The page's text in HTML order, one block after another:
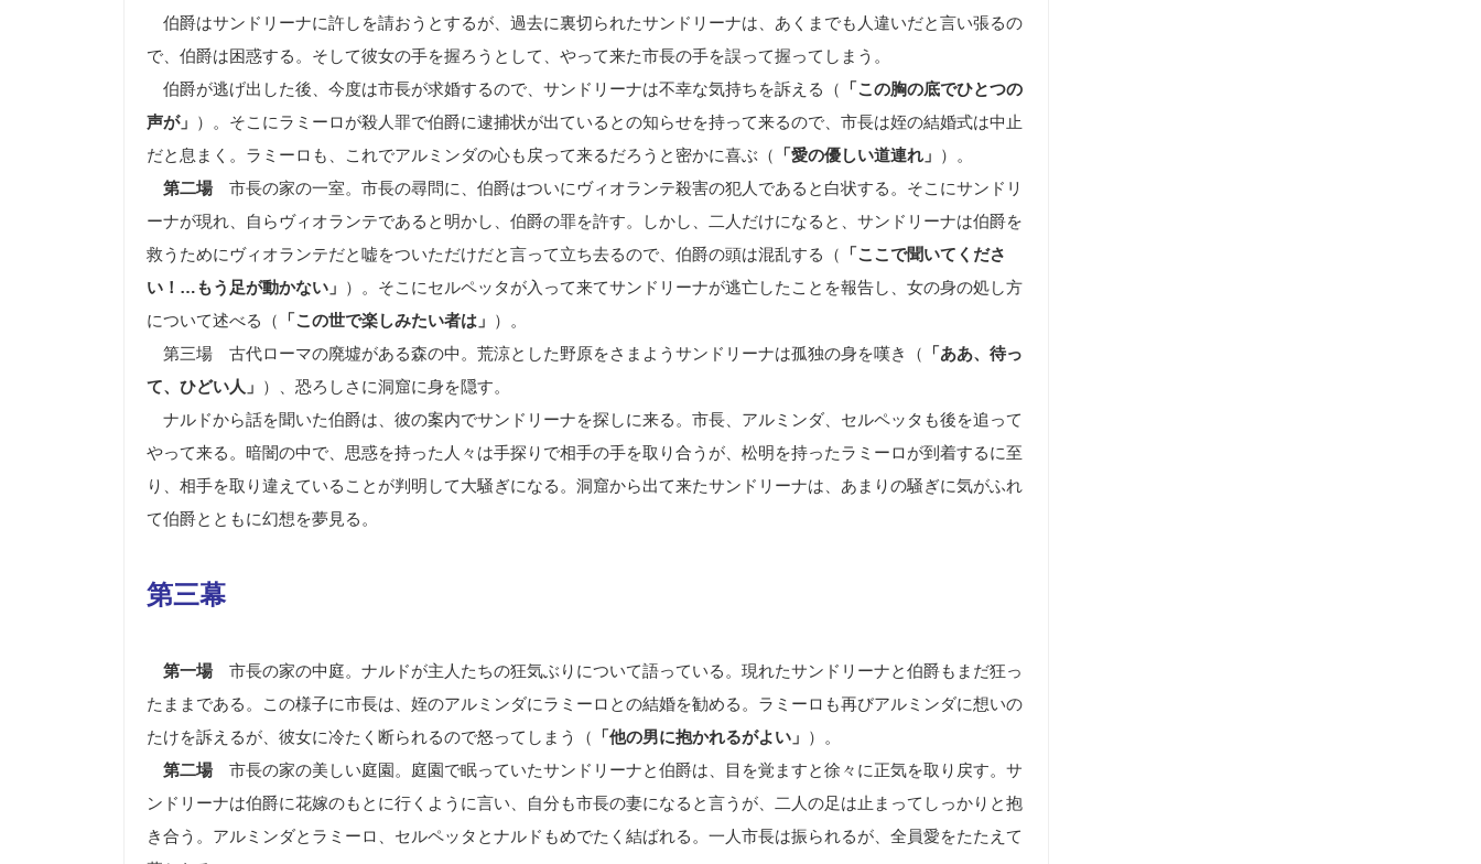
伯爵はサンドリーナに許しを請おうとするが、過去に裏切られたサンドリーナは、あくまでも人違いだと言い張るの
で、伯爵は困惑する。そして彼女の手を握ろうとして、やって来た市長の手を誤って握ってしまう。
伯爵が逃げ出した後、今度は市長が求婚するので、サンドリーナは不幸な気持ちを訴える（
「この胸の底でひとつの
声が」 ）。そこにラミーロが殺人罪で伯爵に逮捕状が出ているとの知らせを持って来るので、市長は姪の結婚式は中止
だと息まく。ラミーロも、これでアルミンダの心も戻って来るだろうと密かに喜ぶ（
「愛の優しい道連れ」 ）。
第二場市長の家の一室。市長の尋問に、伯爵はついにヴィオランテ殺害の犯人であると白状する。そこにサンドリ
ーナが現れ、自らヴィオランテであると明かし、伯爵の罪を許す。しかし、二人だけになると、サンドリーナは伯爵を
救うためにヴィオランテだと嘘をついただけだと言って立ち去るので、伯爵の頭は混乱する（
「ここで聞いてくださ
い！ …もう足が動かない」 ）。そこにセルペッタが入って来てサンドリーナが逃亡したことを報告し、女の身の処し方
について述べる（
「この世で楽しみたい者は」 ）。
第三場 古代ローマの廃墟がある森の中。荒涼とした野原をさまようサンドリーナは孤独の身を嘆き（
「ああ、待っ
て、ひどい人」 ）、恐ろしさに洞窟に身を隠す。
ナルドから話を聞いた伯爵は、彼の案内でサンドリーナを探しに来る。市長、アルミンダ、セルペッタも後を追って
やって来る。暗闇の中で、思惑を持った人々は手探りで相手の手を取り合うが、松明を持ったラミーロが到着するに至
り、相手を取り違えていることが判明して大騒ぎになる。洞窟から出て来たサンドリーナは、あまりの騒ぎに気がふれ
て伯爵とともに幻想を夢見る。
第三幕
第一場市長の家の中庭。ナルドが主人たちの狂気ぶりについて語っている。現れたサンドリーナと伯爵もまだ狂っ
たままである。この様子に市長は、姪のアルミンダにラミーロとの結婚を勧める。ラミーロも再びアルミンダに想いの
たけを訴えるが、彼女に冷たく断られるので怒ってしまう（
「他の男に抱かれるがよい」 ）。
第二場市長の家の美しい庭園。庭園で眠っていたサンドリーナと伯爵は、目を覚ますと徐々に正気を取り戻す。サ
ンドリーナは伯爵に花嫁のもとに行くように言い、自分も市長の妻になると言うが、二人の足は止まってしっかりと抱
き合う。アルミンダとラミーロ、セルペッタとナルドもめでたく結ばれる。一人市長は振られるが、全員愛をたたえて